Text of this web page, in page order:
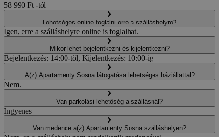
58 990 Ft -tól
Lehetséges online foglalni erre a szálláshelyre?
Igen, erre a szálláshelyre online is foglalhat.
Mikor lehet bejelentkezni és kijelentkezni?
Bejelentkezés: 14:00-től, Kijelentkezés: 10:00-ig
A(z) Apartamenty Sosna látogatása lehetséges háziállattal?
Nem.
Van parkolási lehetőség a szállásnál?
Ingyenes
Van medence a(z) Apartamenty Sosna szálláshelyen?